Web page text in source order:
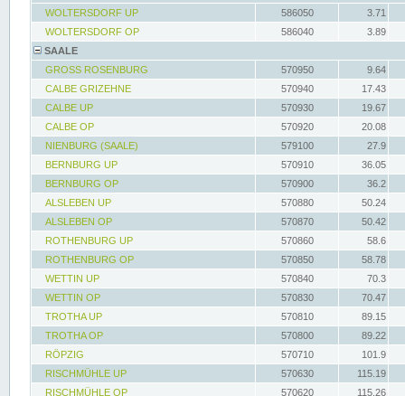
WOLTERSDORF UP
586050
3.71
WOLTERSDORF OP
586040
3.89
SAALE
GROSS ROSENBURG
570950
9.64
CALBE GRIZEHNE
570940
17.43
CALBE UP
570930
19.67
CALBE OP
570920
20.08
NIENBURG (SAALE)
579100
27.9
BERNBURG UP
570910
36.05
BERNBURG OP
570900
36.2
ALSLEBEN UP
570880
50.24
ALSLEBEN OP
570870
50.42
ROTHENBURG UP
570860
58.6
ROTHENBURG OP
570850
58.78
WETTIN UP
570840
70.3
WETTIN OP
570830
70.47
TROTHA UP
570810
89.15
TROTHA OP
570800
89.22
RÖPZIG
570710
101.9
RISCHMÜHLE UP
570630
115.19
RISCHMÜHLE OP
570620 115.26